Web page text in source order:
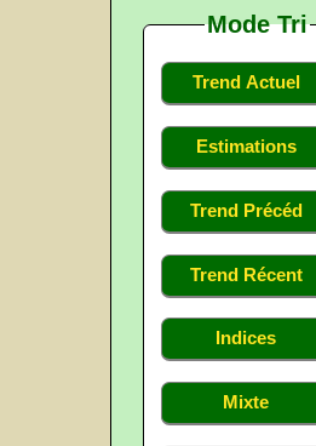
Mode Tri
Trend Actuel
Estimations
Trend Précéd
Trend Récent
Indices
Mixte